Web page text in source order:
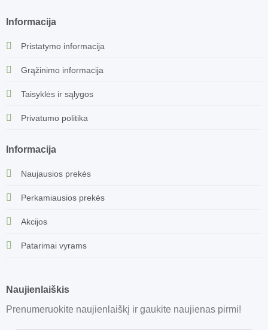
Informacija
Pristatymo informacija
Grąžinimo informacija
Taisyklės ir sąlygos
Privatumo politika
Informacija
Naujausios prekės
Perkamiausios prekės
Akcijos
Patarimai vyrams
Naujienlaiškis
Prenumeruokite naujienlaiškį ir gaukite naujienas pirmi!